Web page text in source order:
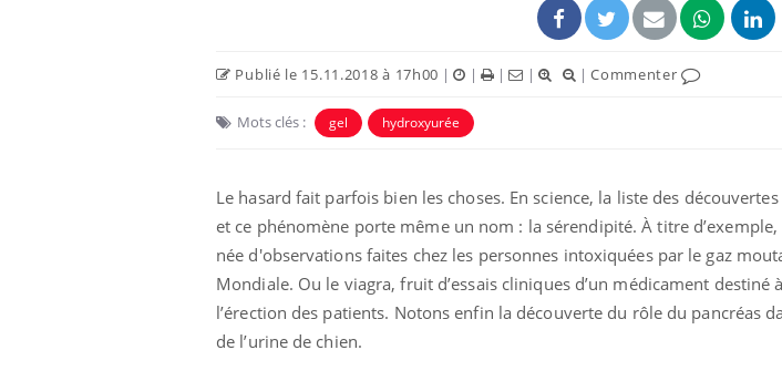
Publié le 15.11.2018 à 17h00 | | | | |Commenter
Mots clés : gel hydroxyurée
Le hasard fait parfois bien les choses. En science, la liste des
et ce phénomène porte même un nom : la sérendipité. À titre
née d'observations faites chez les personnes intoxiquées par le gaz
Mondiale. Ou le viagra, fruit d’essais cliniques d’un médicament
l’érection des patients. Notons enfin la découverte du rôle du pancréas
de l’urine de chien.